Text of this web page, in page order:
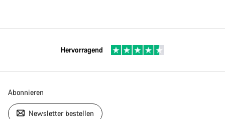
Hervorragend
Abonnieren
Newsletter bestellen